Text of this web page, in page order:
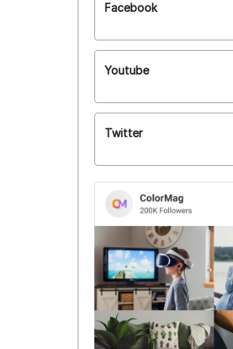
Facebook
Youtube
Twitter